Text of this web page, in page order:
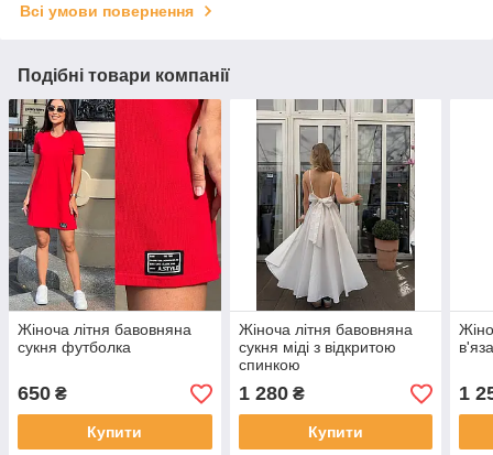
Всі умови повернення
Подібні товари компанії
Жіноча літня бавовняна
сукня футболка
650 ₴
Купити
Жіноча літня бавовняна
сукня міді з відкритою
спинкою
1 280₴
Купити
1